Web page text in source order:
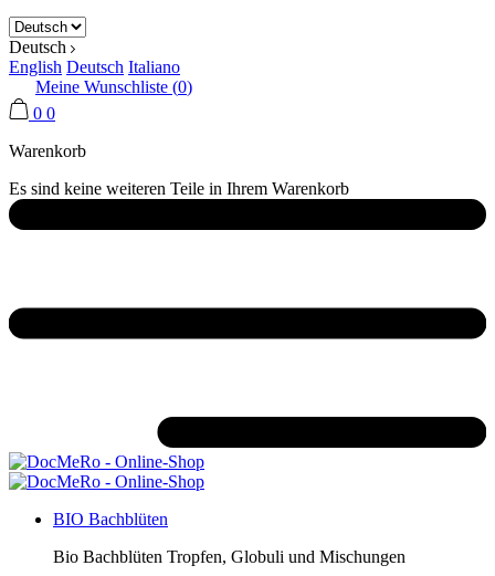
Deutsch
English Deutsch Italiano
Meine Wunschliste (0)
0 0
Warenkorb
Es sind keine weiteren Teile in Ihrem Warenkorb
BIO Bachblüten
Bio Bachblüten Tropfen, Globuli und Mischungen